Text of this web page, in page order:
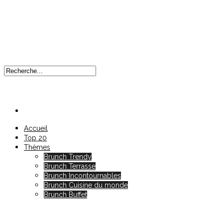
Accueil
Top 20
Thèmes
Brunch Trendy
Brunch Terrasse
Brunch Incontournables
Brunch Cuisine du monde
Brunch Buffet